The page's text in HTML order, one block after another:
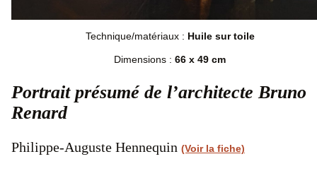
Technique/matériaux : Huile sur toile
Dimensions : 66 x 49 cm
Portrait présumé de l’architecte Bruno
Renard
Philippe-Auguste Hennequin (Voir la fiche)